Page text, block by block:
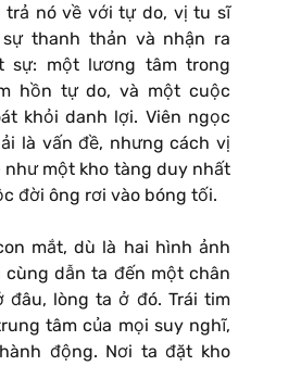
trả nó về với tự do, vị tu sĩ
thanh thản và nhận ra
sự: một lương tâm trong
hồn tự do, và một cuộc
khỏi danh lợi. Viên ngọc
là vấn đề, nhưng cách vị
như một kho tàng duy nhất
đời ông rơi vào bóng tối.
mắt, dù là hai hình ảnh
cùng dẫn ta đến một chân
đâu, lòng ta ở đó. Trái tim
tâm của mọi suy nghĩ,
động. Nơi ta đặt kho